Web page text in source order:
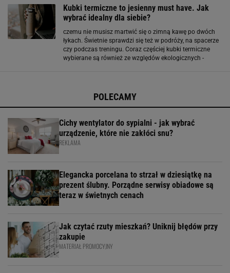
Kubki termiczne to jesienny must have. Jak
wybrać idealny dla siebie?
czemu nie musisz martwić się o zimną kawę po dwóch
łykach. Świetnie sprawdzi się też w podróży, na spacerze
czy podczas treningu. Coraz częściej kubki termiczne
wybierane są również ze względów ekologicznych -
POLECAMY
Cichy wentylator do sypialni - jak wybrać
urządzenie, które nie zakłóci snu?
REKLAMA
Elegancka porcelana to strzał w dziesiątkę na
prezent ślubny. Porządne serwisy obiadowe są
teraz w świetnych cenach
Jak czytać rzuty mieszkań? Uniknij błędów przy
zakupie
MATERIAŁ PROMOCYJNY